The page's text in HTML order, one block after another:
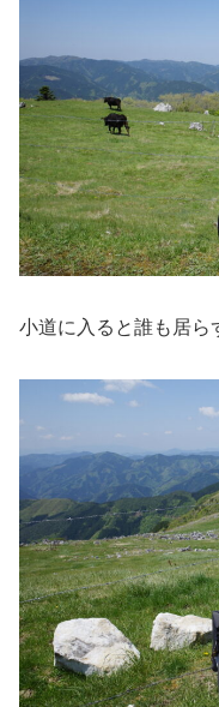
小道に入ると誰も居ら